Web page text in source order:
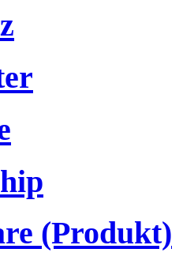
(Produkt)